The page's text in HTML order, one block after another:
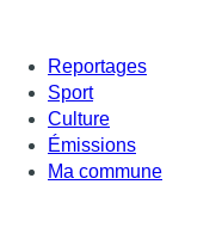
Reportages
Sport
Culture
Émissions
Ma commune